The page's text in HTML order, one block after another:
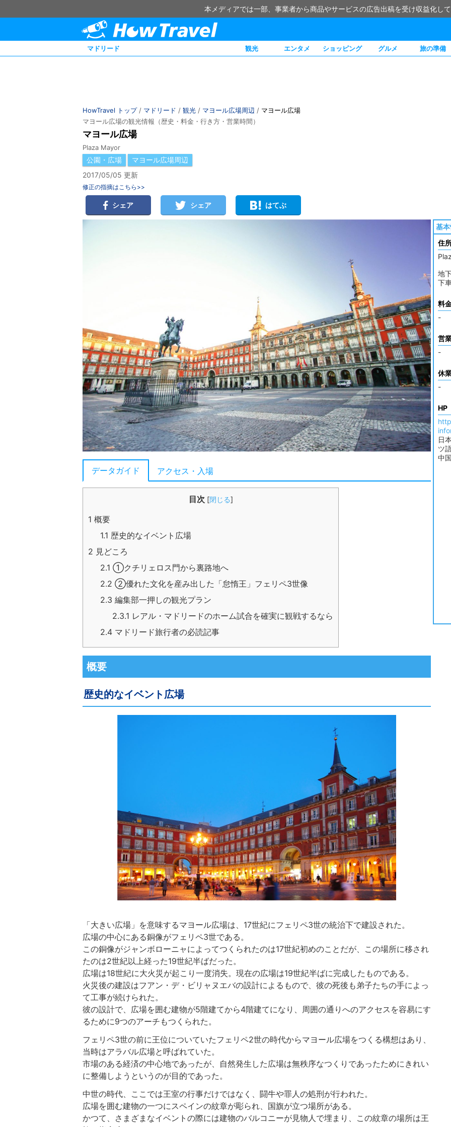
本メディアでは一部、事業者から商品やサービスの広告出稿を受け収益化し
マドリード 観光 エンタメ ショッピング グルメ 旅の準備
HowTravel トップ/ マドリード / 観光 / マヨール広場周辺 / マヨール広場
マヨール広場の観光情報（歴史・料金・行き方・営業時間）
マヨール広場
Plaza Mayor
公園・広場
マヨール広場周辺
2017/05/05 更新
修正の指摘はこちら>>
シェア シェア はてぶ
基
住
地
下
料
-
営
-
休
-
HP
日
ツ
中
データガイド アクセス・入場
目次 [閉じる]
1 概要
1.1 歴史的なイベント広場
2 見どころ
2.1 ①クチリェロス門から裏路地へ
2.2 ②優れた文化を産み出した「怠惰王」フェリペ3世像
2.3 編集部一押しの観光プラン
2.3.1 レアル・マドリードのホーム試合を確実に観戦するなら
2.4 マドリード旅行者の必読記事
概要
歴史的なイベント広場
「大きい広場」を意味するマヨール広場は、17世紀にフェリペ3世の統治下で建設された。
広場の中心にある銅像がフェリペ3世である。
この銅像がジャンボローニャによってつくられたのは17世紀初めのことだが、この場所に移され
たのは2世紀以上経った19世紀半ばだった。
広場は18世紀に大火災が起こり一度消失。現在の広場は19世紀半ばに完成したものである。
火災後の建設はフアン・デ・ビリャヌエバの設計によるもので、彼の死後も弟子たちの手によっ
て工事が続けられた。
彼の設計で、広場を囲む建物が5階建てから4階建てになり、周囲の通りへのアクセスを容易にす
るために9つのアーチもつくられた。
フェリペ3世の前に王位についていたフェリペ2世の時代からマヨール広場をつくる構想はあり、
当時はアラバル広場と呼ばれていた。
市場のある経済の中心地であったが、自然発生した広場は無秩序なつくりであったためにきれい
に整備しようというのが目的であった。
中世の時代、ここでは王室の行事だけではなく、闘牛や罪人の処刑が行われた。
広場を囲む建物の一つにスペインの紋章が彫られ、国旗が立つ場所がある。
かつて、さまざまなイベントの際には建物のバルコニーが見物人で埋まり、この紋章の場所は王